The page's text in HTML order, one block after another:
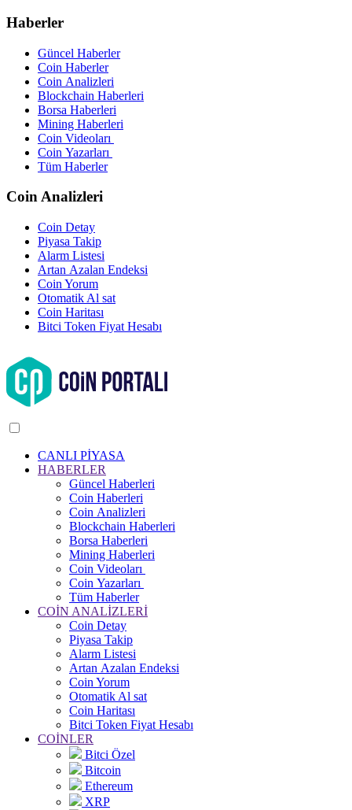
Haberler
Güncel Haberler
Coin Haberler
Coin Analizleri
Blockchain Haberleri
Borsa Haberleri
Mining Haberleri
Coin Videoları
Coin Yazarları
Tüm Haberler
Coin Analizleri
Coin Detay
Piyasa Takip
Alarm Listesi
Artan Azalan Endeksi
Coin Yorum
Otomatik Al sat
Coin Haritası
Bitci Token Fiyat Hesabı
CANLI PİYASA
HABERLER
Güncel Haberleri
Coin Haberleri
Coin Analizleri
Blockchain Haberleri
Borsa Haberleri
Mining Haberleri
Coin Videoları
Coin Yazarları
Tüm Haberler
COİN ANALİZLERİ
Coin Detay
Piyasa Takip
Alarm Listesi
Artan Azalan Endeksi
Coin Yorum
Otomatik Al sat
Coin Haritası
Bitci Token Fiyat Hesabı
COİNLER
Bitci Özel
Bitcoin
Ethereum
XRP